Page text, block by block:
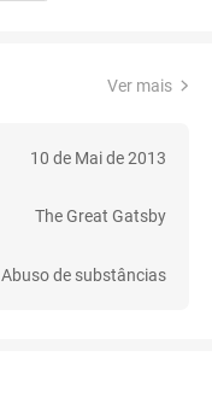
Ver mais
10 de Mai de 2013
The Great Gatsby
Abuso de substâncias